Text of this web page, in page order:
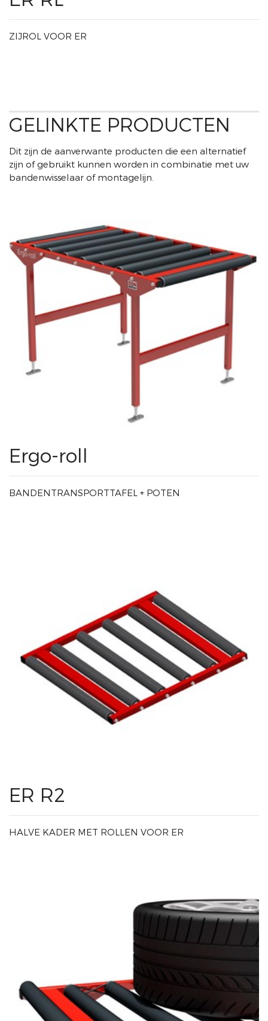
ZIJROL VOOR ER
GELINKTE PRODUCTEN
Dit zijn de aanverwante producten die een alternatief
zijn of gebruikt kunnen worden in combinatie met uw
bandenwisselaar of montagelijn.
Ergo-roll
BANDENTRANSPORTTAFEL + POTEN
ER R2
HALVE KADER MET ROLLEN VOOR ER